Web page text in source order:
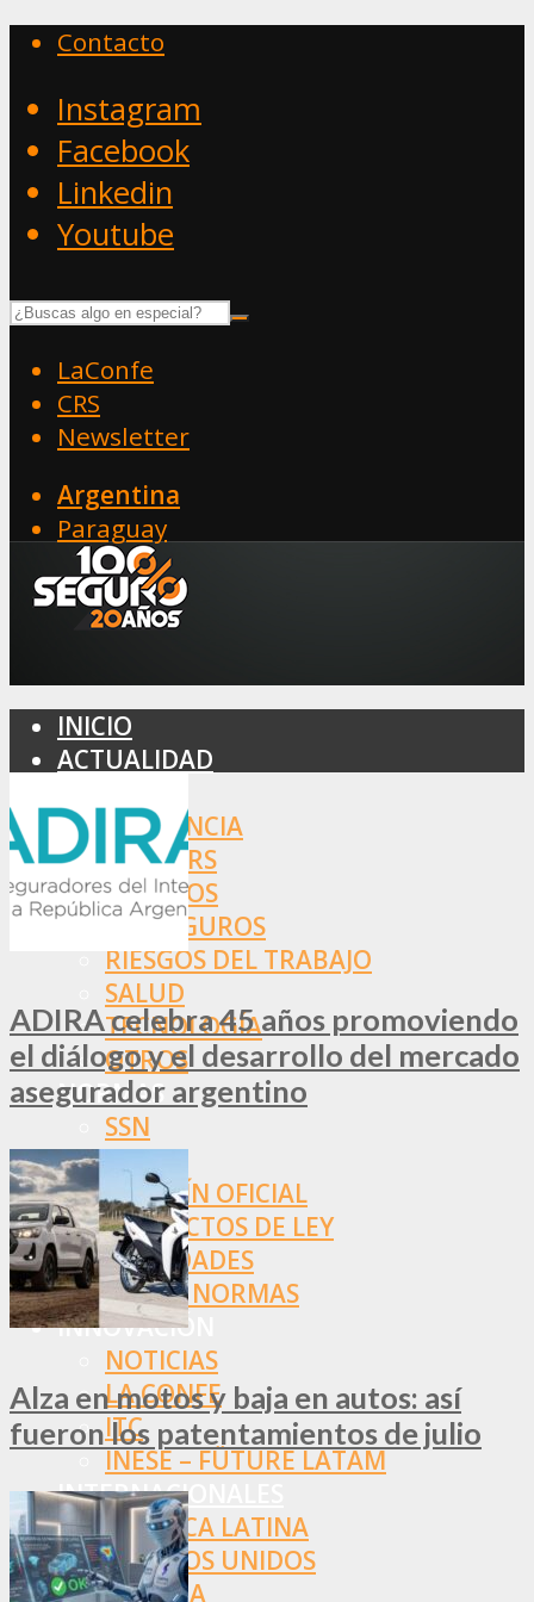
Contacto
Instagram
Facebook
Linkedin
Youtube
LaConfe
CRS
Newsletter
Argentina
Paraguay
INICIO
ACTUALIDAD
ASISTENCIA
BROKERS
SEGUROS
REASEGUROS
RIESGOS DEL TRABAJO
SALUD
TECNOLOGÍA
OTROS
NORMAS
SSN
SRT
BOLETÍN OFICIAL
PROYECTOS DE LEY
SOCIEDADES
OTRAS NORMAS
INNOVACIÓN
NOTICIAS
LA CONFE
ITC
INESE – FÜTURE LATAM
INTERNACIONALES
AMÉRICA LATINA
ESTADOS UNIDOS
EUROPA
ADIRA celebra 45 años promoviendo
el diálogo y el desarrollo del mercado
asegurador argentino
Alza en motos y baja en autos: así
fueron los patentamientos de julio